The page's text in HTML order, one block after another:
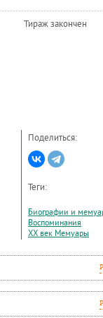
Тираж закончен
Поделиться:
Теги:
Биографии и
Воспоминания
XX век Мемуары